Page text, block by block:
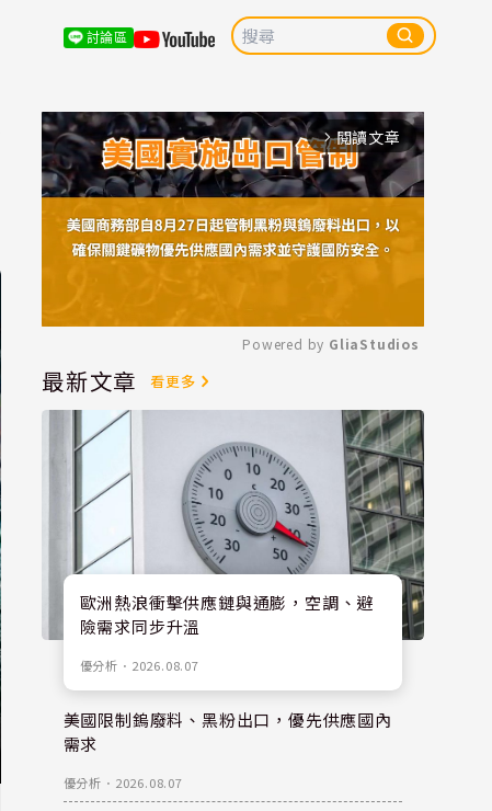
討論區
arrow_forward_ios 閱讀文章
Mute
Powered by GliaStudios
最新文章 看更多
歐洲熱浪衝擊供應鏈與通膨，空調、避
險需求同步升溫
優分析 ． 2026.08.07
美國限制鎢廢料、黑粉出口，優先供應國內
需求
優分析 ． 2026.08.07